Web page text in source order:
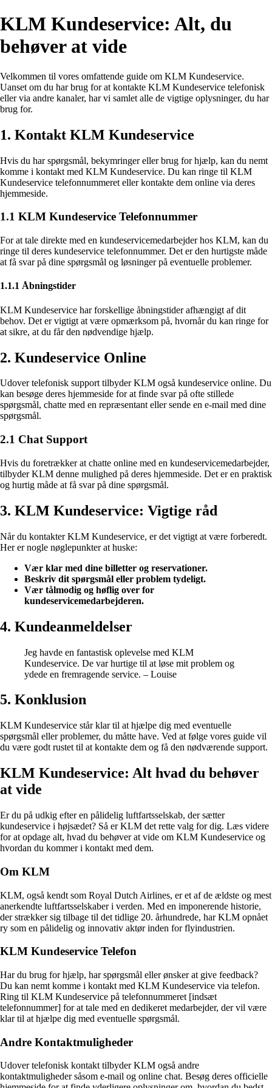
KLM Kundeservice: Alt, du
behøver at vide
Velkommen til vores omfattende guide om KLM Kundeservice.
Uanset om du har brug for at kontakte KLM Kundeservice telefonisk
eller via andre kanaler, har vi samlet alle de vigtige oplysninger, du har
brug for.
1. Kontakt KLM Kundeservice
Hvis du har spørgsmål, bekymringer eller brug for hjælp, kan du nemt
komme i kontakt med KLM Kundeservice. Du kan ringe til KLM
Kundeservice telefonnummeret eller kontakte dem online via deres
hjemmeside.
1.1 KLM Kundeservice Telefonnummer
For at tale direkte med en kundeservicemedarbejder hos KLM, kan du
ringe til deres kundeservice telefonnummer. Det er den hurtigste måde
at få svar på dine spørgsmål og løsninger på eventuelle problemer.
1.1.1 Åbningstider
KLM Kundeservice har forskellige åbningstider afhængigt af dit
behov. Det er vigtigt at være opmærksom på, hvornår du kan ringe for
at sikre, at du får den nødvendige hjælp.
2. Kundeservice Online
Udover telefonisk support tilbyder KLM også kundeservice online. Du
kan besøge deres hjemmeside for at finde svar på ofte stillede
spørgsmål, chatte med en repræsentant eller sende en e-mail med dine
spørgsmål.
2.1 Chat Support
Hvis du foretrækker at chatte online med en kundeservicemedarbejder,
tilbyder KLM denne mulighed på deres hjemmeside. Det er en praktisk
og hurtig måde at få svar på dine spørgsmål.
3. KLM Kundeservice: Vigtige råd
Når du kontakter KLM Kundeservice, er det vigtigt at være forberedt.
Her er nogle nøglepunkter at huske:
Vær klar med dine billetter og reservationer.
Beskriv dit spørgsmål eller problem tydeligt.
Vær tålmodig og høflig over for
kundeservicemedarbejderen.
4. Kundeanmeldelser
Jeg havde en fantastisk oplevelse med KLM
Kundeservice. De var hurtige til at løse mit problem og
ydede en fremragende service. – Louise
5. Konklusion
KLM Kundeservice står klar til at hjælpe dig med eventuelle
spørgsmål eller problemer, du måtte have. Ved at følge vores guide vil
du være godt rustet til at kontakte dem og få den nødværende support.
KLM Kundeservice: Alt hvad du behøver
at vide
Er du på udkig efter en pålidelig luftfartsselskab, der sætter
kundeservice i højsædet? Så er KLM det rette valg for dig. Læs videre
for at opdage alt, hvad du behøver at vide om KLM Kundeservice og
hvordan du kommer i kontakt med dem.
Om KLM
KLM, også kendt som Royal Dutch Airlines, er et af de ældste og mest
anerkendte luftfartsselskaber i verden. Med en imponerende historie,
der strækker sig tilbage til det tidlige 20. århundrede, har KLM opnået
ry som en pålidelig og innovativ aktør inden for flyindustrien.
KLM Kundeservice Telefon
Har du brug for hjælp, har spørgsmål eller ønsker at give feedback?
Du kan nemt komme i kontakt med KLM Kundeservice via telefon.
Ring til KLM Kundeservice på telefonnummeret [indsæt
telefonnummer] for at tale med en dedikeret medarbejder, der vil være
klar til at hjælpe dig med eventuelle spørgsmål.
Andre Kontaktmuligheder
Udover telefonisk kontakt tilbyder KLM også andre
kontaktmuligheder såsom e-mail og online chat. Besøg deres officielle